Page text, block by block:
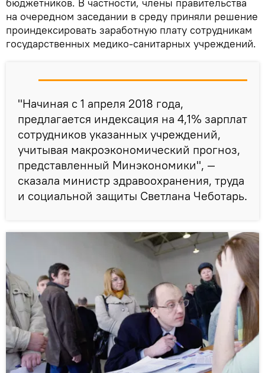
на очередном заседании в среду приняли решение
проиндексировать заработную плату сотрудникам
государственных медико-санитарных учреждений.
"Начиная с 1 апреля 2018 года,
предлагается индексация на 4,1% зарплат
сотрудников указанных учреждений,
учитывая макроэкономический прогноз,
представленный Минэкономики", —
сказала министр здравоохранения, труда
и социальной защиты Светлана Чеботарь.